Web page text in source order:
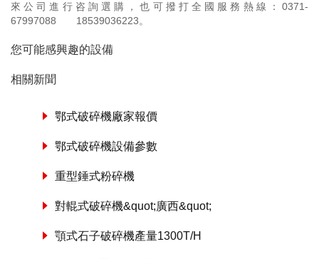
來公司進行咨詢選購，也可撥打全國服務熱線： 0371-
67997088
18539036223。
您可能感興趣的設備
相關新聞
鄂式破碎機廠家報價
鄂式破碎機設備參數
重型錘式粉碎機
對輥式破碎機&quot;廣西&quot;
顎式石子破碎機產量1300T/H